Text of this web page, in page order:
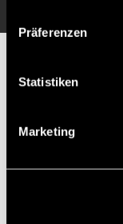
Präferenzen
Statistiken
Marketing